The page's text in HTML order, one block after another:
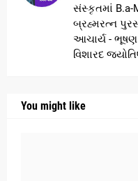
સંસ્કૃતમાં B.a-
બ્રહ્મરત્ન
આચાર્ય - ભૂષણ
વિશારદ
You might like